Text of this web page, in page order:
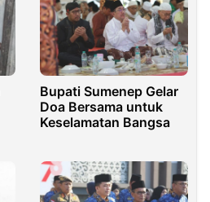
Bupati Sumenep Gelar
Doa Bersama untuk
Keselamatan Bangsa